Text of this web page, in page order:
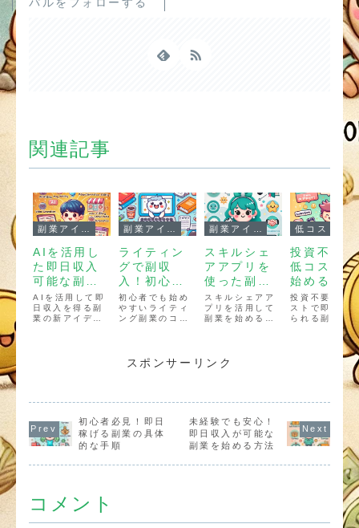
関連記事
副業アイデア
AIを活用し
た即日収入
可能な副業
の新アイデ
ア
AIを活用して即
日収入を得る副
業の新アイデア
とは？
副業アイデア
ライティン
グで副収
入！初心者
向け記事作
成副業のコ
ツ
初心者でも始め
やすいライティ
ング副業のコツ
クラウドソーシ
ングの活用法を
副業アイデア
スキルシェ
アアプリを
使った副業
の始め方
スキルシェアア
プリを活用して
副業を始める方
順、成功のコツ
を分かりやすく
入を得るチャン
ょう！
低コスト
投資不要！
低コストで
始める即日
副業アイデ
ア
投資不要！低
ストで即日始
られる副業ア
デアを紹介。
ンケートモニ
ー、フリマア
リ販売、ポイ
など、初心者
もすぐに収益
できる方法を
説します。
スポンサーリンク
初心者必見！即日
稼げる副業の具体
的な手順
未経験でも安心！
即日収入が可能な
副業を始める方法
コメント